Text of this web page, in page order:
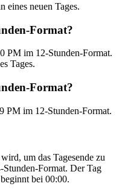
eines neuen Tages.
Format?
PM im 12-Stunden-Format.
Tages.
Format?
PM im 12-Stunden-Format.
um das Tagesende zu
Stunden-Format. Der Tag
bei 00:00.